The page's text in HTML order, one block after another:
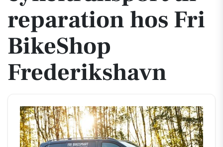
reparation hos Fri
BikeShop
Frederikshavn